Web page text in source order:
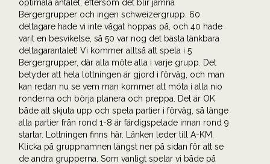
optimala antalet, eftersom det blir jämna
Bergergrupper och ingen schweizergrupp. 60
deltagare hade vi inte vågat hoppas på, och 40 hade
varit en besvikelse, så 50 var nog det bästa tänkbara
deltagarantalet! Vi kommer alltså att spela i 5
Bergergrupper, där alla möte alla i varje grupp. Det
betyder att hela lottningen är gjord i förväg, och man
kan redan nu se vem man kommer att möta i alla nio
ronderna och börja planera och preppa. Det är OK
både att skjuta upp och spela partier i förväg, så länge
alla partier från rond 1-8 är färdigspelade innan rond 9
startar. Lottningen finns här. Länken leder till A-KM.
Klicka på gruppnamnen längst ner på sidan för att se
de andra grupperna. Som vanligt spelar vi både på